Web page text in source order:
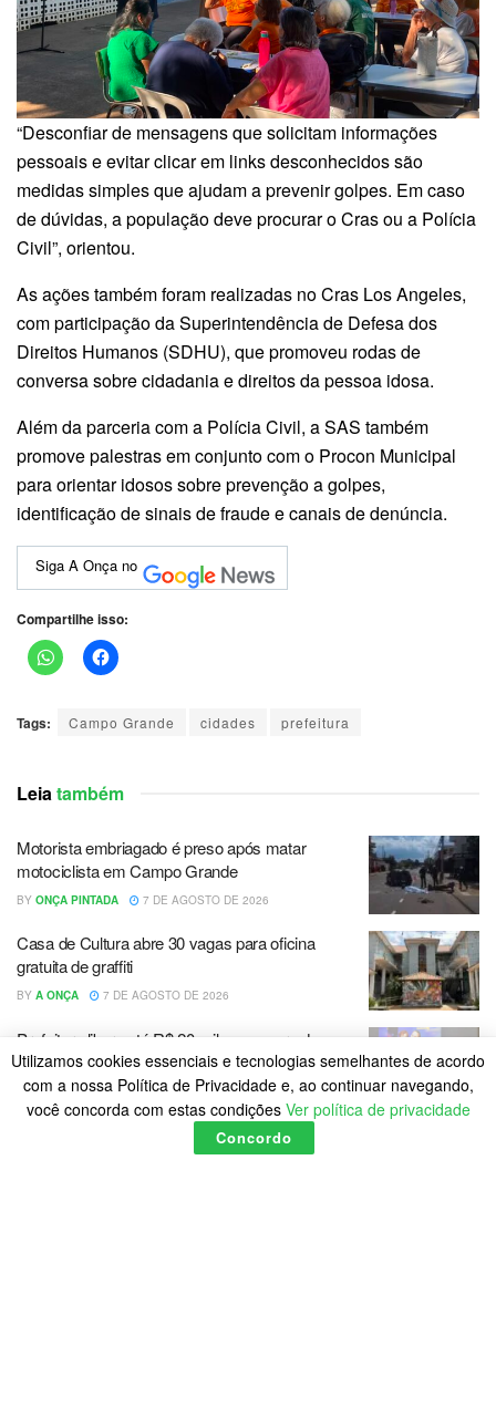
“Desconfiar de mensagens que solicitam informações
pessoais e evitar clicar em links desconhecidos são
medidas simples que ajudam a prevenir golpes. Em caso
de dúvidas, a população deve procurar o Cras ou a Polícia
Civil”, orientou.
As ações também foram realizadas no Cras Los Angeles,
com participação da Superintendência de Defesa dos
Direitos Humanos (SDHU), que promoveu rodas de
conversa sobre cidadania e direitos da pessoa idosa.
Além da parceria com a Polícia Civil, a SAS também
promove palestras em conjunto com o Procon Municipal
para orientar idosos sobre prevenção a golpes,
identificação de sinais de fraude e canais de denúncia.
Siga A Onça no
Compartilhe isso:
Tags: Campo Grande cidades prefeitura
Leiatambém
Motorista embriagado é preso após matar
motociclista em Campo Grande
BY ONÇA PINTADA 7 DE AGOSTO DE 2026
Casa de Cultura abre 30 vagas para oficina
gratuita de graffiti
BY A ONÇA 7 DE AGOSTO DE 2026
Prefeitura libera até R$ 20 mil na compra do
primeiro imóvel
BY A ONÇA 7 DE AGOSTO DE 2026
LOAD MORE
Utilizamos cookies essenciais e tecnologias semelhantes de acordo
com a nossa Política de Privacidade e, ao continuar navegando,
você concorda com estas condições Ver política de privacidade
Concordo